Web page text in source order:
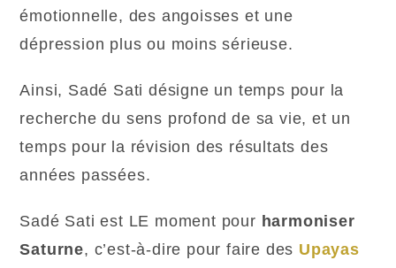
émotionnelle, des angoisses et une
dépression plus ou moins sérieuse.
Ainsi, Sadé Sati désigne un temps pour la
recherche du sens profond de sa vie, et un
temps pour la révision des résultats des
années passées.
Sadé Sati est LE moment pour harmoniser
Saturne, c’est-à-dire pour faire des Upayas